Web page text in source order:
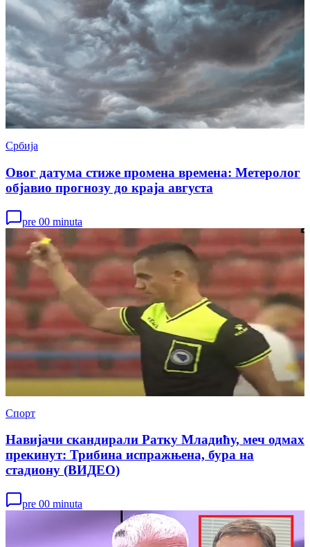
Србија
Овог датума стиже промена времена: Метеролог
објавио прогнозу до краја августа
pre 00 minuta
Спорт
Навијачи скандирали Ратку Младићу, меч одмах
прекинут: Трибина испражњена, бура на
стадиону (ВИДЕО)
pre 00 minuta